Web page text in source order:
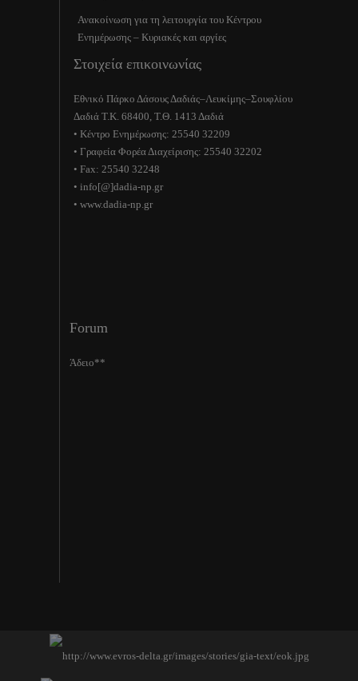
Ανακοίνωση για τη λειτουργία του Κέντρου
Ενημέρωσης – Κυριακές και αργίες
Στοιχεία επικοινωνίας
Εθνικό Πάρκο Δάσους Δαδιάς–Λευκίμης–Σουφλίου
Δαδιά Τ.Κ. 68400, Τ.Θ. 1413 Δαδιά
• Κέντρο Ενημέρωσης: 25540 32209
• Γραφεία Φορέα Διαχείρισης: 25540 32202
• Fax: 25540 32248
• info[@]dadia-np.gr
• www.dadia-np.gr
Forum
Άδειο**